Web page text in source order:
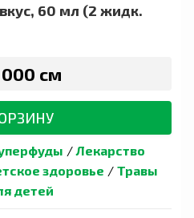
60 мл (2 жидк.
сӯм
/ Лекарство
здоровье / Травы
детей